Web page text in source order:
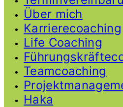
Über mich
Karrierecoaching
Life Coaching
Teamcoaching
Haka